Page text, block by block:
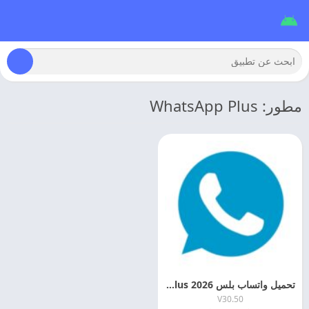
مطور: WhatsApp Plus
تحميل واتساب بلس 2026 WhatsApp Plus للاندرويد
V30.50